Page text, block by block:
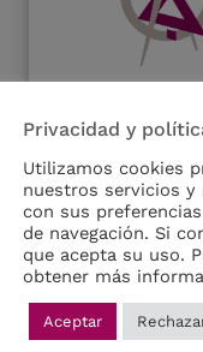
DE 9 DE
Privacidad y
Utilizamos cookies
nuestros servicios y
con sus
de navegación. Si
que acepta su uso.
obtener más
Aceptar